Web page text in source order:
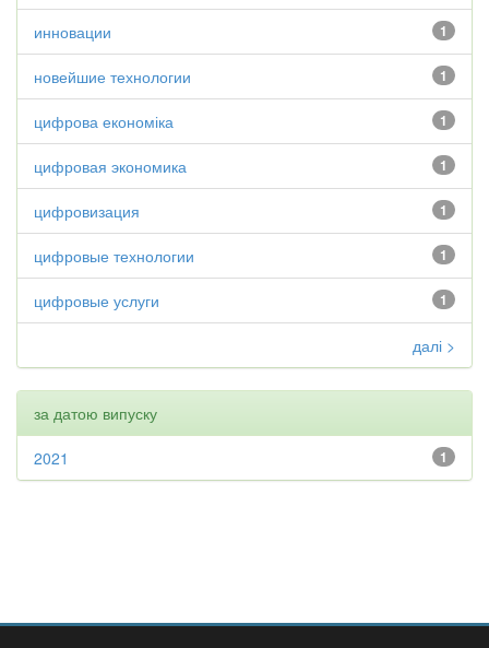
1
инновации
1
новейшие технологии
1
цифрова економіка
1
цифровая экономика
1
цифровизация
1
цифровые технологии
1
цифровые услуги
далі >
за датою випуску
1
2021